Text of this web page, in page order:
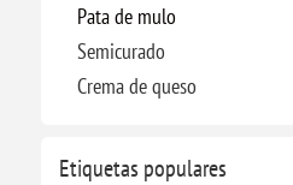
Pata de mulo
Semicurado
Crema de queso
Etiquetas populares